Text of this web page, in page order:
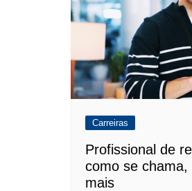
Carreiras
Profissional de
como se
mais